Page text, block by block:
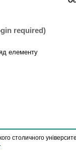
required)
елементу
столичного